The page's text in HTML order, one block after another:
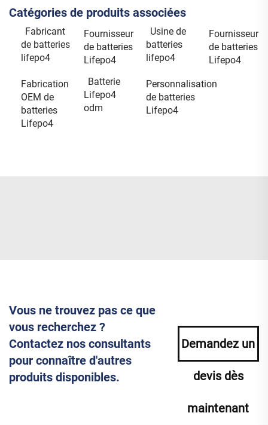
Catégories de produits associées
Fabricant
de batteries
lifepo4
Fournisseur
de batteries
Lifepo4
Usine de
batteries
lifepo4
Fournisseur
de batteries
Lifepo4
Fabrication
OEM de
batteries
Lifepo4
Batterie
Lifepo4
odm
Personnalisation
de batteries
Lifepo4
Vous ne trouvez pas ce que
vous recherchez ?
Contactez nos consultants
pour connaître d'autres
produits disponibles.
Demandez un
devis dès
maintenant